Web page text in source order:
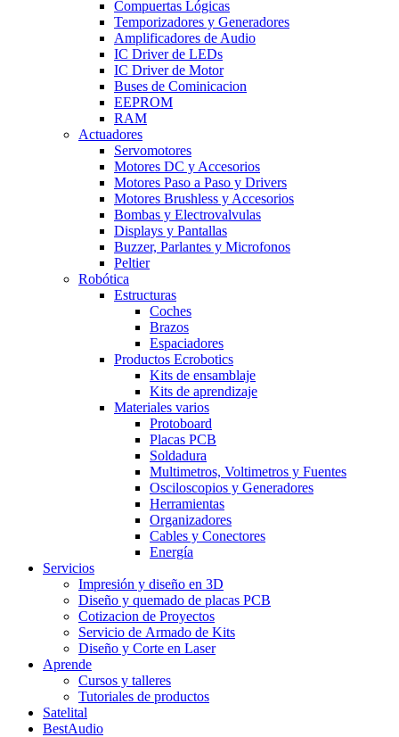
Compuertas Lógicas
Temporizadores y Generadores
Amplificadores de Audio
IC Driver de LEDs
IC Driver de Motor
Buses de Cominicacion
EEPROM
RAM
Actuadores
Servomotores
Motores DC y Accesorios
Motores Paso a Paso y Drivers
Motores Brushless y Accesorios
Bombas y Electrovalvulas
Displays y Pantallas
Buzzer, Parlantes y Microfonos
Peltier
Robótica
Estructuras
Coches
Brazos
Espaciadores
Productos Ecrobotics
Kits de ensamblaje
Kits de aprendizaje
Materiales varios
Protoboard
Placas PCB
Soldadura
Multimetros, Voltimetros y Fuentes
Osciloscopios y Generadores
Herramientas
Organizadores
Cables y Conectores
Energía
Servicios
Impresión y diseño en 3D
Diseño y quemado de placas PCB
Cotizacion de Proyectos
Servicio de Armado de Kits
Diseño y Corte en Laser
Aprende
Cursos y talleres
Tutoriales de productos
Satelital
BestAudio